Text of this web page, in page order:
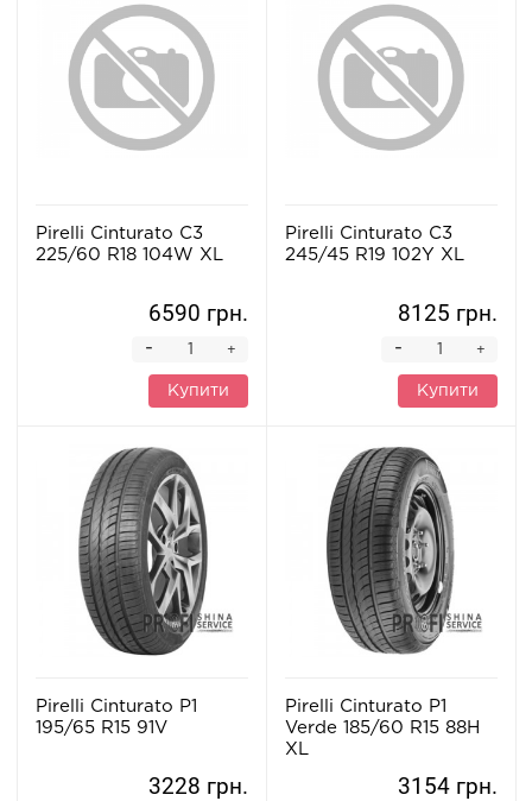
Pirelli Cinturato C3
225/60 R18 104W XL
6590 грн.
+
-
Купити
Pirelli Cinturato C3
245/45 R19 102Y XL
8125 грн.
+
-
Купити
Pirelli Cinturato P1
195/65 R15 91V
3228 грн.
Pirelli Cinturato P1
Verde 185/60 R15 88H
XL
3154 грн.